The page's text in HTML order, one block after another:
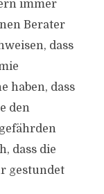
immer
Berater
dass
haben, dass
den
dass die
gestundet